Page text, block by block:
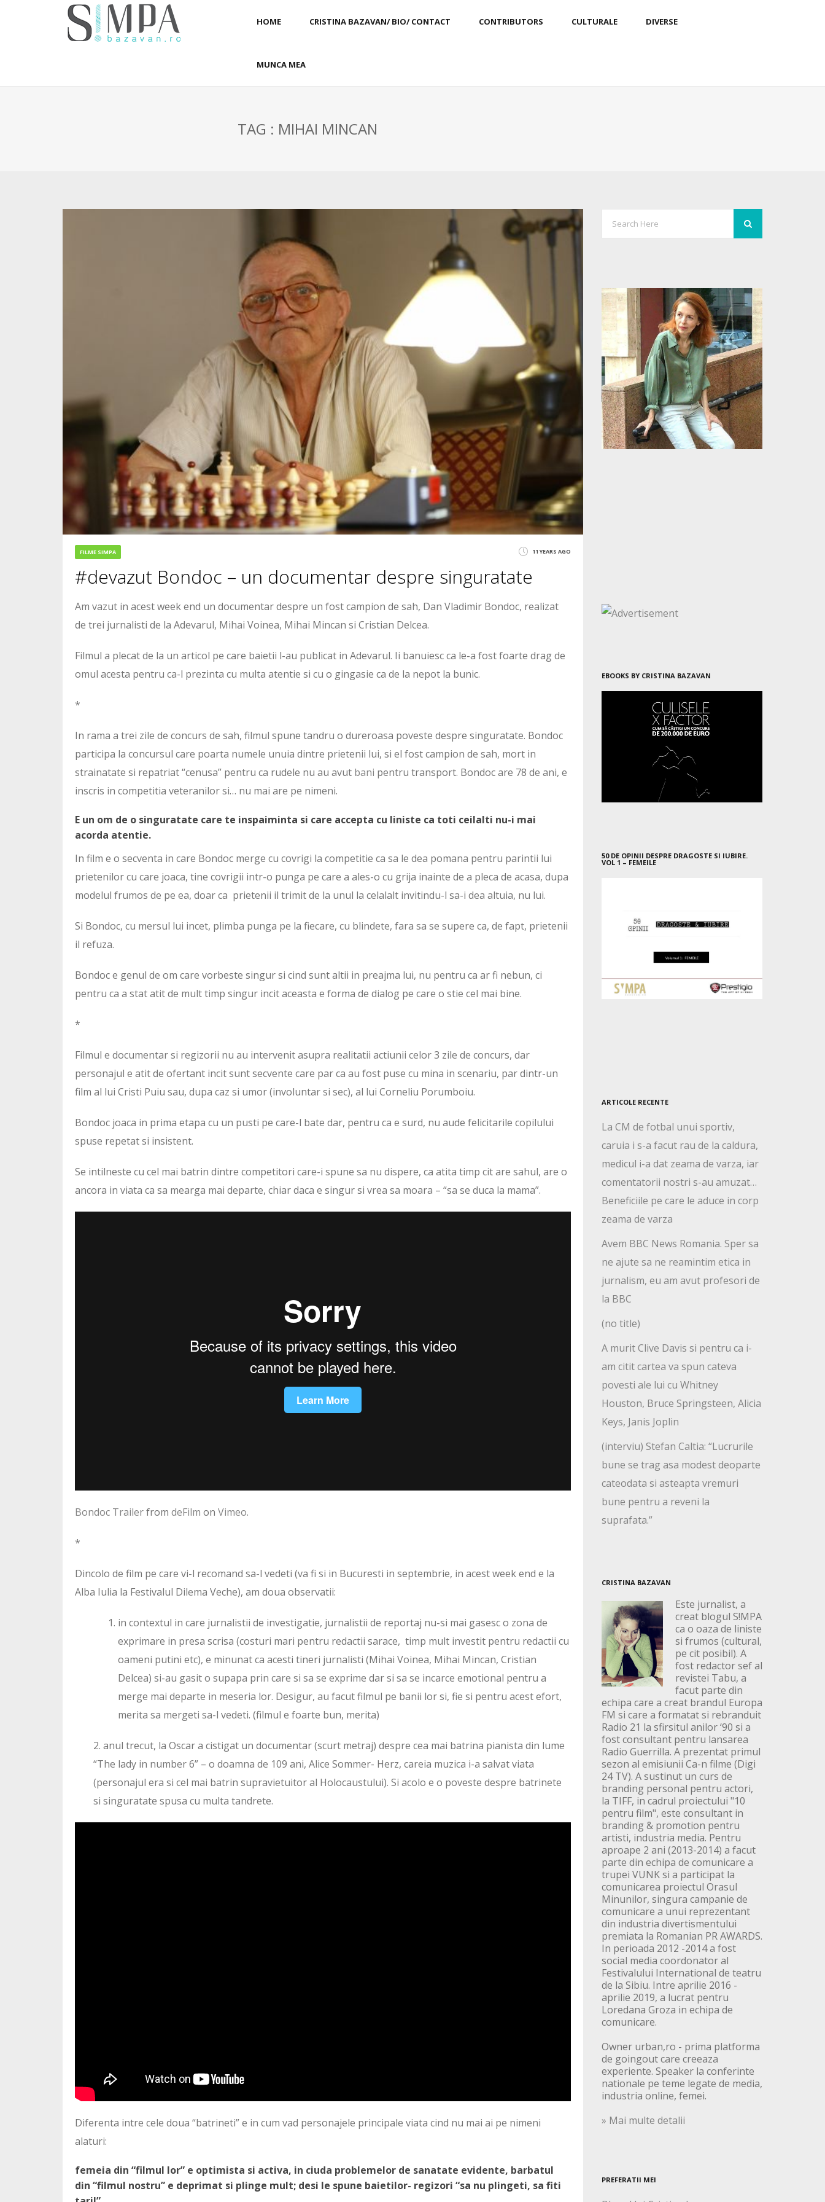
HOME CRISTINA BAZAVAN/ BIO/ CONTACT CONTRIBUTORS CULTURALE DIVERSE
MUNCA MEA
TAG : MIHAI MINCAN
FILME SIMPA 11 YEARS AGO
#devazut Bondoc – un documentar despre singuratate
Am vazut in acest week end un documentar despre un fost campion de sah, Dan Vladimir Bondoc, realizat
de trei jurnalisti de la Adevarul, Mihai Voinea, Mihai Mincan si Cristian Delcea.
Filmul a plecat de la un articol pe care baietii l-au publicat in Adevarul. Ii banuiesc ca le-a fost foarte drag de
omul acesta pentru ca-l prezinta cu multa atentie si cu o gingasie ca de la nepot la bunic.
*
In rama a trei zile de concurs de sah, filmul spune tandru o dureroasa poveste despre singuratate. Bondoc
participa la concursul care poarta numele unuia dintre prietenii lui, si el fost campion de sah, mort in
strainatate si repatriat “cenusa” pentru ca rudele nu au avut bani pentru transport. Bondoc are 78 de ani, e
inscris in competitia veteranilor si… nu mai are pe nimeni.
E un om de o singuratate care te inspaiminta si care accepta cu liniste ca toti ceilalti nu-i mai
acorda atentie.
In film e o secventa in care Bondoc merge cu covrigi la competitie ca sa le dea pomana pentru parintii lui
prietenilor cu care joaca, tine covrigii intr-o punga pe care a ales-o cu grija inainte de a pleca de acasa, dupa
modelul frumos de pe ea, doar ca prietenii il trimit de la unul la celalalt invitindu-l sa-i dea altuia, nu lui.
Si Bondoc, cu mersul lui incet, plimba punga pe la fiecare, cu blindete, fara sa se supere ca, de fapt, prietenii
il refuza.
Bondoc e genul de om care vorbeste singur si cind sunt altii in preajma lui, nu pentru ca ar fi nebun, ci
pentru ca a stat atit de mult timp singur incit aceasta e forma de dialog pe care o stie cel mai bine.
*
Filmul e documentar si regizorii nu au intervenit asupra realitatii actiunii celor 3 zile de concurs, dar
personajul e atit de ofertant incit sunt secvente care par ca au fost puse cu mina in scenariu, par dintr-un
film al lui Cristi Puiu sau, dupa caz si umor (involuntar si sec), al lui Corneliu Porumboiu.
Bondoc joaca in prima etapa cu un pusti pe care-l bate dar, pentru ca e surd, nu aude felicitarile copilului
spuse repetat si insistent.
Se intilneste cu cel mai batrin dintre competitori care-i spune sa nu dispere, ca atita timp cit are sahul, are o
ancora in viata ca sa mearga mai departe, chiar daca e singur si vrea sa moara – “sa se duca la mama”.
Bondoc Trailerfrom deFilm on Vimeo.
*
Dincolo de film pe care vi-l recomand sa-l vedeti (va fi si in Bucuresti in septembrie, in acest week end e la
Alba Iulia la Festivalul Dilema Veche), am doua observatii:
in contextul in care jurnalistii de investigatie, jurnalistii de reportaj nu-si mai gasesc o zona de
exprimare in presa scrisa (costuri mari pentru redactii sarace, timp mult investit pentru redactii cu
oameni putini etc), e minunat ca acesti tineri jurnalisti (Mihai Voinea, Mihai Mincan, Cristian
Delcea) si-au gasit o supapa prin care si sa se exprime dar si sa se incarce emotional pentru a
merge mai departe in meseria lor. Desigur, au facut filmul pe banii lor si, fie si pentru acest efort,
merita sa mergeti sa-l vedeti. (filmul e foarte bun, merita)
2. anul trecut, la Oscar a cistigat un documentar (scurt metraj) despre cea mai batrina pianista din lume
“The lady in number 6” – o doamna de 109 ani, Alice Sommer- Herz, careia muzica i-a salvat viata
(personajul era si cel mai batrin supravietuitor al Holocaustului). Si acolo e o poveste despre batrinete
si singuratate spusa cu multa tandrete.
Diferenta intre cele doua “batrineti” e in cum vad personajele principale viata cind nu mai ai pe nimeni
alaturi:
femeia din “filmul lor” e optimista si activa, in ciuda problemelor de sanatate evidente, barbatul
din “filmul nostru” e deprimat si plinge mult; desi le spune baietilor- regizori “sa nu plingeti, sa fiti
EBOOKS BY CRISTINA BAZAVAN
50 DE OPINII DESPRE DRAGOSTE SI IUBIRE.
VOL 1 – FEMEILE
ARTICOLE RECENTE
La CM de fotbal unui sportiv,
caruia i s-a facut rau de la caldura,
medicul i-a dat zeama de varza, iar
comentatorii nostri s-au amuzat…
Beneficiile pe care le aduce in corp
zeama de varza
Avem BBC News Romania. Sper sa
ne ajute sa ne reamintim etica in
jurnalism, eu am avut profesori de
la BBC
(no title)
A murit Clive Davis si pentru ca i-
am citit cartea va spun cateva
povesti ale lui cu Whitney
Houston, Bruce Springsteen, Alicia
Keys, Janis Joplin
(interviu) Stefan Caltia: “Lucrurile
bune se trag asa modest deoparte
cateodata si asteapta vremuri
bune pentru a reveni la
suprafata.”
CRISTINA BAZAVAN
Este jurnalist, a
creat blogul S!MPA
ca o oaza de liniste
si frumos (cultural,
pe cit posibil). A
fost redactor sef al
revistei Tabu, a
facut parte din
echipa care a creat brandul Europa
FM si care a formatat si rebranduit
Radio 21 la sfirsitul anilor ‘90 si a
fost consultant pentru lansarea
Radio Guerrilla. A prezentat primul
sezon al emisiunii Ca-n filme (Digi
24 TV). A sustinut un curs de
branding personal pentru actori,
la TIFF, in cadrul proiectului "10
pentru film", este consultant in
branding & promotion pentru
artisti, industria media. Pentru
aproape 2 ani (2013-2014) a facut
parte din echipa de comunicare a
trupei VUNK si a participat la
comunicarea proiectul Orasul
Minunilor, singura campanie de
comunicare a unui reprezentant
din industria divertismentului
premiata la Romanian PR AWARDS.
In perioada 2012 -2014 a fost
social media coordonator al
Festivalului International de teatru
de la Sibiu. Intre aprilie 2016 -
aprilie 2019, a lucrat pentru
Loredana Groza in echipa de
comunicare.
Owner urban,ro - prima platforma
de goingout care creeaza
experiente. Speaker la conferinte
nationale pe teme legate de media,
industria online, femei.
» Mai multe detalii
PREFERATII MEI